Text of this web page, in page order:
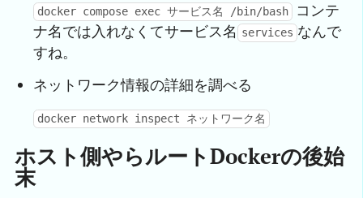
docker compose exec サービス名 /bin/bash
コンテ
ナ名では入れなくてサービス名 services なんで
すね。
ネットワーク情報の詳細を調べる
docker network inspect ネットワーク名
ホスト側やらルートDockerの後始
末